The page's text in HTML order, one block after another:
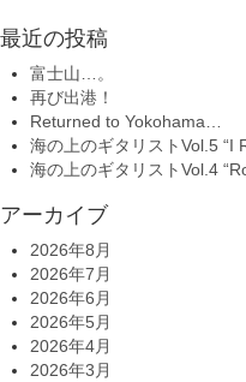
最近の投稿
富士山…。
再び出港！
Returned to Yokohama…
海の上のギタリストVol.5 “I
海の上のギタリストVol.4
アーカイブ
2026年8月
2026年7月
2026年6月
2026年5月
2026年4月
2026年3月